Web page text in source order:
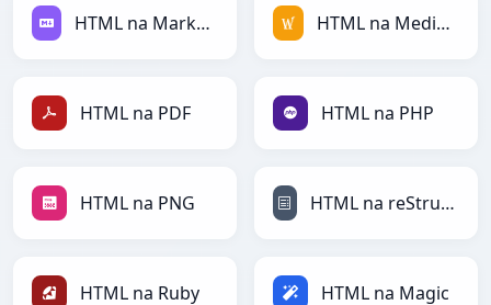
HTML na Markdown HTML na MediaWiki
HTML na PDF HTML na PHP
HTML na PNG HTML na reStructuredText
HTML na Ruby HTML na Magic